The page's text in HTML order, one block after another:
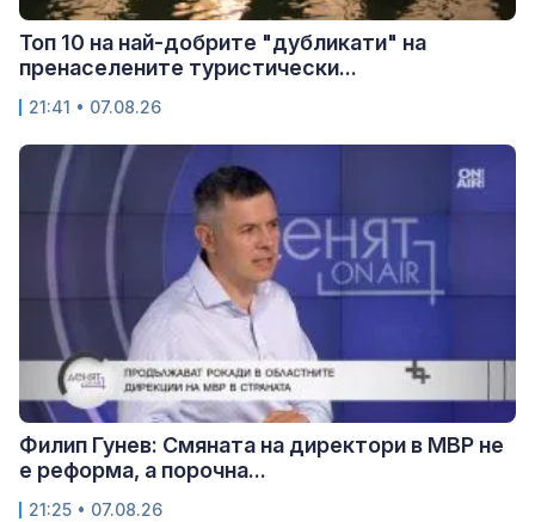
Топ 10 на най-добрите "дубликати" на
пренаселените туристически...
21:41 • 07.08.26
Филип Гунев: Смяната на директори в МВР не
е реформа, а порочна...
21:25 • 07.08.26